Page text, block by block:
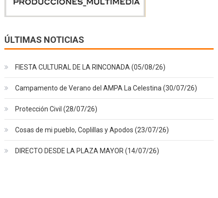
ÚLTIMAS NOTICIAS
FIESTA CULTURAL DE LA RINCONADA (05/08/26)
Campamento de Verano del AMPA La Celestina (30/07/26)
Protección Civil (28/07/26)
Cosas de mi pueblo, Coplillas y Apodos (23/07/26)
DIRECTO DESDE LA PLAZA MAYOR (14/07/26)